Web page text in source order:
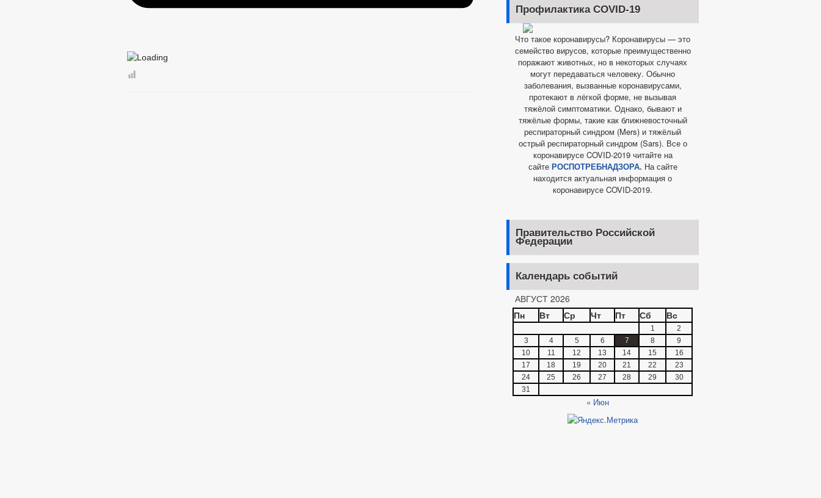
Профилактика COVID-19
Что такое коронавирусы? Коронавирусы — это
семейство вирусов, которые преимущественно
поражают животных, но в некоторых случаях
могут передаваться человеку. Обычно
заболевания, вызванные коронавирусами,
протекают в лёгкой форме, не вызывая
тяжёлой симптоматики. Однако, бывают и
тяжёлые формы, такие как ближневосточный
респираторный синдром (Mers) и тяжёлый
острый респираторный синдром (Sars). Все о
коронавирусе COVID-2019 читайте на
сайте РОСПОТРЕБНАДЗОРА. На сайте
находится актуальная информация о
коронавирусе COVID-2019.
Правительство Российской
Федерации
Календарь событий
АВГУСТ 2026
Пн
Вт Ср Чт Пт Сб Вс
1
2
3
4 5 6 7 8
9
10
11 12 13 14 15
16
17
18 19 20 21 22
23
24
25 26 27 28 29
30
31
« Июн